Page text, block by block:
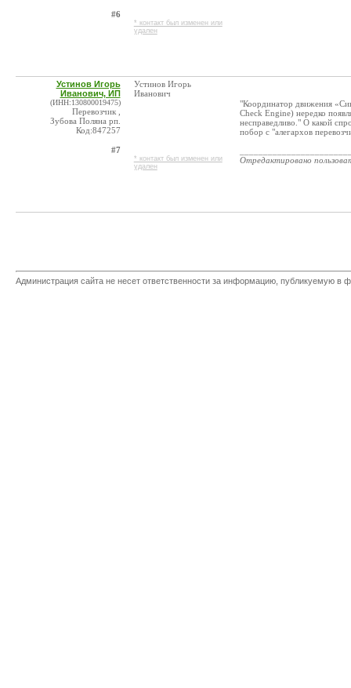
#6
* контакт был изменен или
удален
Устинов Игорь
Иванович, ИП
(ИНН:130800019475)
Перевозчик ,
Зубова Поляна рп.
Код:847257
#7
Устинов Игорь
Иванович
* контакт был изменен или
удален
"Координатор движения
Check Engine) нередко
несправедливо." О какой
побор с "алегархов
Отредактировано
Администрация сайта не несет ответственности за информацию, публикуемую